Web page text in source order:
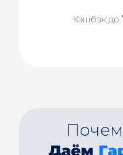
Кэшбэк до
Даём